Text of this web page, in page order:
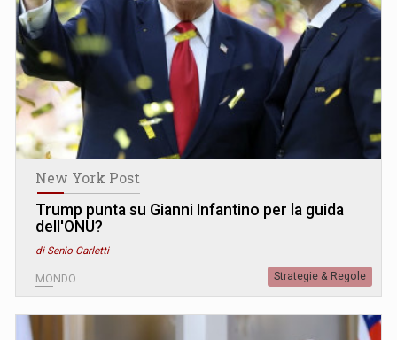
New York Post
Trump punta su Gianni Infantino per la guida
dell'ONU?
di Senio Carletti
MONDO Strategie & Regole